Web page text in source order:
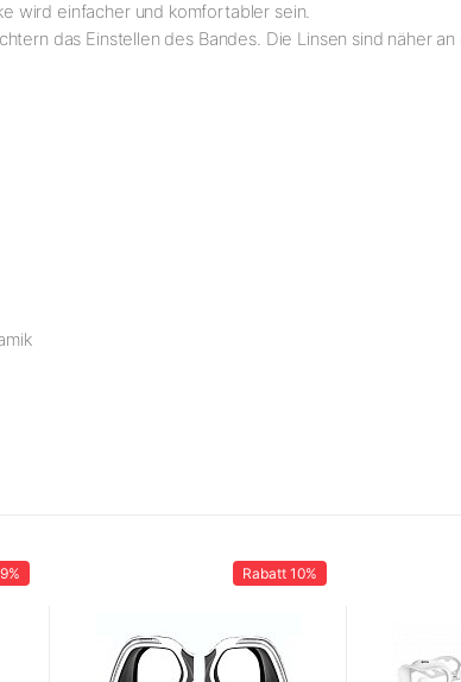
wird einfacher und komfortabler sein.
das Einstellen des Bandes. Die Linsen sind näher
9% Rabatt 10%